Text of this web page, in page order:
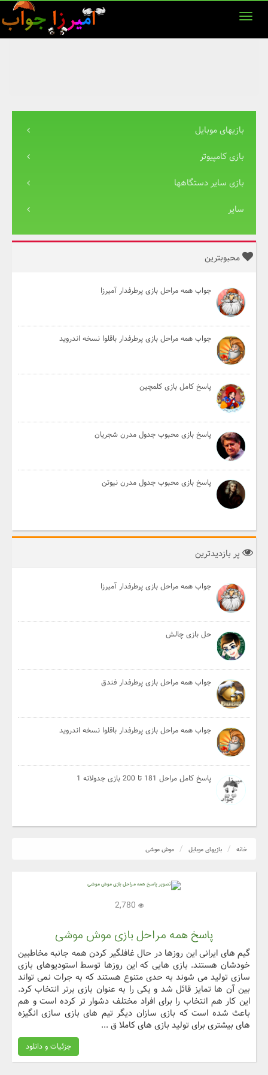
بازیهای موبایل
بازی کامپیوتر
بازی سایر دستگاهها
سایر
محبوبترین
جواب همه مراحل بازی پرطرفدار آمیرزا
جواب همه مراحل بازی پرطرفدار باقلوا نسخه اندروید
پاسخ کامل بازی کلمچین
پاسخ بازی محبوب جدول مدرن شجریان
پاسخ بازی محبوب جدول مدرن نیوتن
پر بازدیدترین
جواب همه مراحل بازی پرطرفدار آمیرزا
حل بازی چالش
جواب همه مراحل بازی پرطرفدار فندق
جواب همه مراحل بازی پرطرفدار باقلوا نسخه اندروید
پاسخ کامل مراحل 181 تا 200 بازی جدولانه 1
خانه بازیهای موبایل موش موشی
پاسخ همه مراحل بازی موش موشی
گیم های ایرانی این روزها در حال غافلگیر کردن همه جانبه مخاطبین
خودشان هستند. بازی هایی که این روزها توسط استودیوهای بازی
سازی تولید می شوند به حدی متنوع هستند که به جرات نمی تواند
بین آن ها تمایز قائل شد و یکی را به عنوان بازی برتر انتخاب کرد.
این کار هم انتخاب را برای افراد مختلف دشوار تر کرده است و هم
باعث شده است که بازی سازان دیگر تیم های بازی سازی انگیزه
های بیشتری برای تولید بازی های کاملا ق ...
جزئیات و دانلود